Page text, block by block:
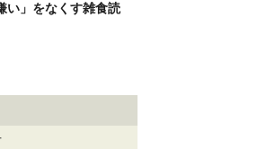
い」をなくす雑食読